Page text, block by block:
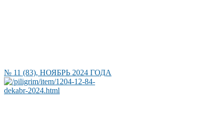
№ 11 (83), НОЯБРЬ 2024 ГОДА